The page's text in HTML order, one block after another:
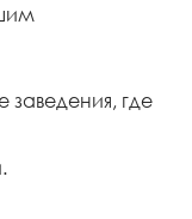
заведения, где